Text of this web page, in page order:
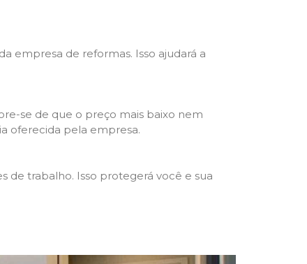
empresa de reformas. Isso ajudará a
se de que o preço mais baixo nem
oferecida pela empresa.
de trabalho. Isso protegerá você e sua